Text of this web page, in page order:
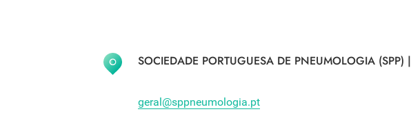
SOCIEDADE PORTUGUESA DE PNEUMOLOGIA (SPP) |
geral@sppneumologia.pt